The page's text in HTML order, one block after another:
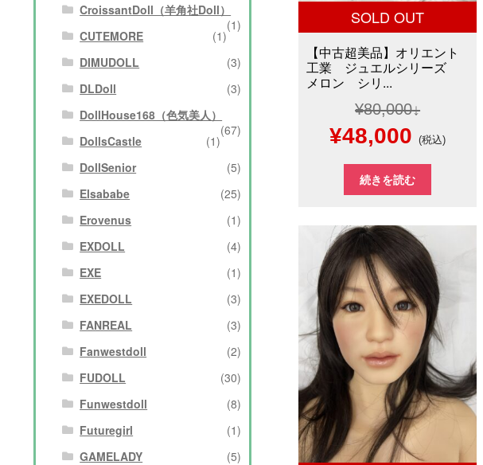
SOLD OUT
【中古超美品】オリエント
工業 ジュエルシリーズ
メロン シリ...
¥80,000
元
の
価
格
は
¥80,000
で
し
た。
¥48,000 現
在
の
価
格
は
¥48,000
で
す。
(税込)
続きを読む
CroissantDoll（羊角社Doll）
(1)
CUTEMORE
(1)
DIMUDOLL
(3)
DLDoll
(3)
DollHouse168（色気美人）
(67)
DollsCastle
(1)
DollSenior
(5)
Elsababe
(25)
Erovenus
(1)
EXDOLL
(4)
EXE
(1)
EXEDOLL
(3)
FANREAL
(3)
Fanwestdoll
(2)
FUDOLL
(30)
Funwestdoll
(8)
Futuregirl
(1)
GAMELADY
(5)